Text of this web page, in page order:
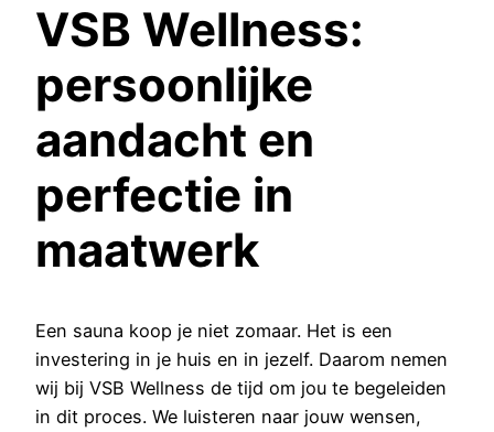
VSB Wellness:
persoonlijke
aandacht en
perfectie in
maatwerk
Een sauna koop je niet zomaar. Het is een
investering in je huis en in jezelf. Daarom nemen
wij bij VSB Wellness de tijd om jou te begeleiden
in dit proces. We luisteren naar jouw wensen,